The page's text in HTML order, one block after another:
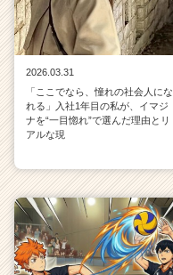
2026.03.31
「ここでなら、憧れの社会人にな
れる」入社1年目の私が、イマジ
ナを“一目惚れ”で選んだ理由とリ
アルな現